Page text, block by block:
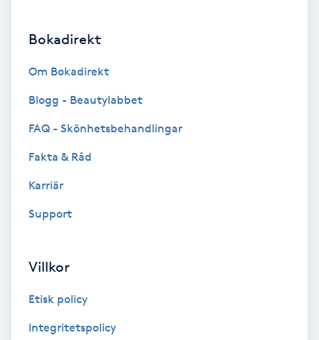
Naprapati
Navelpiercing
Ny frisyr
Ombre
Bokadirekt
Om Bokadirekt
Blogg - Beautylabbet
FAQ - Skönhetsbehandlingar
Fakta & Råd
Karriär
Support
Villkor
Etisk policy
Integritetspolicy